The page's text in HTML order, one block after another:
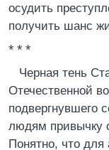
осудить
получить шанс
* * *
Черная тень
Отечественной
подвергнувшего
людям привычку
Понятно, что